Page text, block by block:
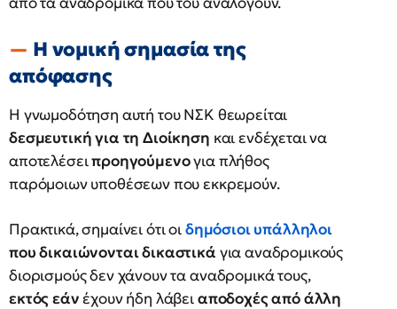
Η νομική σημασία της
απόφασης
Η γνωμοδότηση αυτή του ΝΣΚ θεωρείται
δεσμευτική για τη Διοίκηση και ενδέχεται να
αποτελέσειπροηγούμενογια πλήθος
παρόμοιων υποθέσεων που εκκρεμούν.
Πρακτικά, σημαίνει ότι οιδημόσιοι υπάλληλοι
που δικαιώνονται δικαστικά για αναδρομικούς
διορισμούς δεν χάνουν τα αναδρομικά τους,
εκτός εάνέχουν ήδη λάβειαποδοχές από άλλη